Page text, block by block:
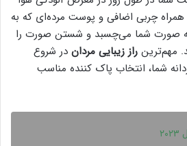
همراه چربی اضافی و پوست مرده‌ای که به
صورت شما می‌چسبد و شستن صورت را
مهم‌ترین راز زیبایی مردان در شروع
شما، انتخاب پاک کننده مناسب